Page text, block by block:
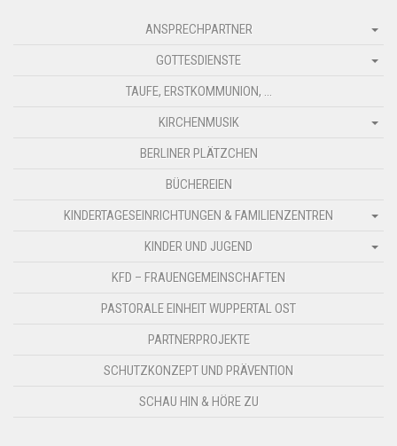
ANSPRECHPARTNER
GOTTESDIENSTE
TAUFE, ERSTKOMMUNION, …
KIRCHENMUSIK
BERLINER PLÄTZCHEN
BÜCHEREIEN
KINDERTAGESEINRICHTUNGEN & FAMILIENZENTREN
KINDER UND JUGEND
KFD – FRAUENGEMEINSCHAFTEN
PASTORALE EINHEIT WUPPERTAL OST
PARTNERPROJEKTE
SCHUTZKONZEPT UND PRÄVENTION
SCHAU HIN & HÖRE ZU